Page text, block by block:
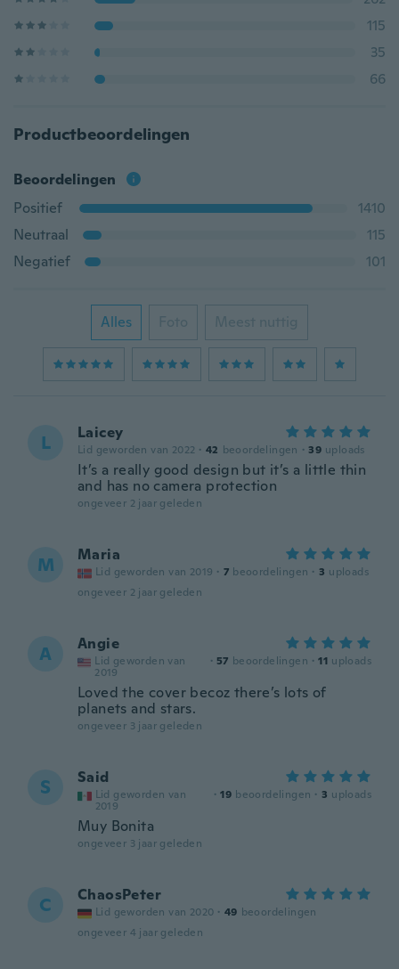
115
35
66
Productbeoordelingen
Beoordelingen
Positief
1410
Neutraal
115
Negatief
101
Alles Foto Meest nuttig
L Laicey
Lid geworden van 2022 · 42 beoordelingen · 39 uploads
It’s a really good design but it’s a little thin
and has no camera protection
ongeveer 2 jaar geleden
M Maria
Lid geworden van 2019 · 7 beoordelingen · 3 uploads
ongeveer 2 jaar geleden
A Angie
Lid geworden van
2019
· 57 beoordelingen · 11 uploads
Loved the cover becoz there’s lots of
planets and stars.
ongeveer 3 jaar geleden
S Said
Lid geworden van
2019
· 19 beoordelingen · 3 uploads
Muy Bonita
ongeveer 3 jaar geleden
C ChaosPeter
Lid geworden van 2020 · 49 beoordelingen
ongeveer 4 jaar geleden